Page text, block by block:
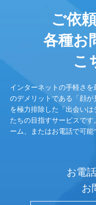
ご依
各種お
こ
インターネットの手軽さ
のデメリットである「顔が
を極力排除した「出会い
たちの目指すサービスで
ーム、またはお電話で可能
お電
お